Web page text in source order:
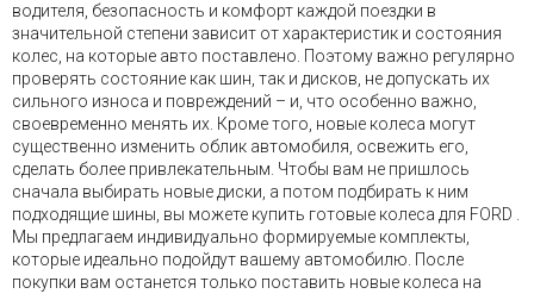
водителя, безопасность и комфорт каждой поездки в
значительной степени зависит от характеристик и состояния
колес, на которые авто поставлено. Поэтому важно регулярно
проверять состояние как шин, так и дисков, не допускать их
сильного износа и повреждений – и, что особенно важно,
своевременно менять их. Кроме того, новые колеса могут
существенно изменить облик автомобиля, освежить его,
сделать более привлекательным. Чтобы вам не пришлось
сначала выбирать новые диски, а потом подбирать к ним
подходящие шины, вы можете купить готовые колеса для FORD .
Мы предлагаем индивидуально формируемые комплекты,
которые идеально подойдут вашему автомобилю. После
покупки вам останется только поставить новые колеса на